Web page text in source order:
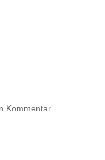
Kommentar